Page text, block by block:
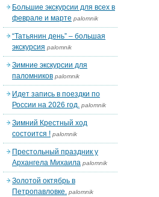
Большие экскурсии для всех в
феврале и марте palomnik
“Татьянин день” – большая
экскурсия palomnik
Зимние экскурсии для
паломников palomnik
Идет запись в поездки по
России на 2026 год. palomnik
Зимний Крестный ход
состоится ! palomnik
Престольный праздник у
Архангела Михаила palomnik
Золотой октябрь в
Петропавловке. palomnik